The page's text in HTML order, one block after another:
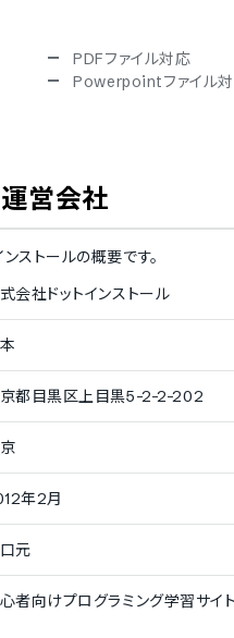
PDFファイル対応
Powerpointファイル
修了証書の発行
受講者間のコミュニテ
講義販売時の決済機能
講義のライブ配信機能
能
講義の字幕設定
営会社
ンストールの概要です。
会社ドットインストール
都目黒区上目黒5-2-2-202
年2月
元
者向けプログラミング学習サイト